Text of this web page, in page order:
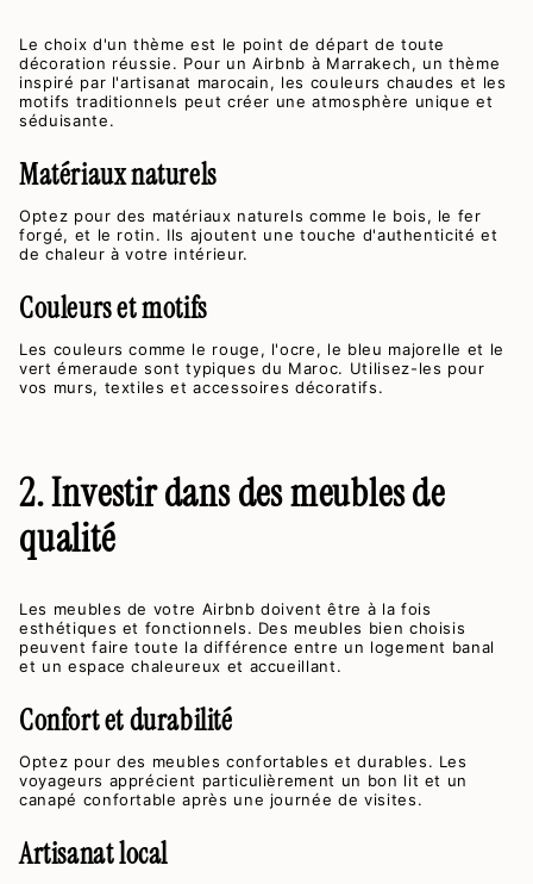
Le choix d'un thème est le point de départ de toute
décoration réussie. Pour un Airbnb à Marrakech, un thème
inspiré par l'artisanat marocain, les couleurs chaudes et les
motifs traditionnels peut créer une atmosphère unique et
séduisante.
Matériaux naturels
Optez pour des matériaux naturels comme le bois, le fer
forgé, et le rotin. Ils ajoutent une touche d'authenticité et
de chaleur à votre intérieur.
Couleurs et motifs
Les couleurs comme le rouge, l'ocre, le bleu majorelle et le
vert émeraude sont typiques du Maroc. Utilisez-les pour
vos murs, textiles et accessoires décoratifs.
2. Investir dans des meubles de
qualité
Les meubles de votre Airbnb doivent être à la fois
esthétiques et fonctionnels. Des meubles bien choisis
peuvent faire toute la différence entre un logement banal
et un espace chaleureux et accueillant.
Confort et durabilité
Optez pour des meubles confortables et durables. Les
voyageurs apprécient particulièrement un bon lit et un
canapé confortable après une journée de visites.
Artisanat local